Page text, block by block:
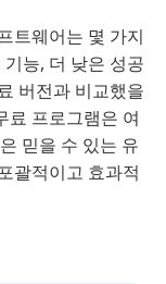
트웨어는 몇 가지
능, 더 낮은 성공
버전과 비교했을
료 프로그램은 여
믿을 수 있는 유
괄적이고 효과적